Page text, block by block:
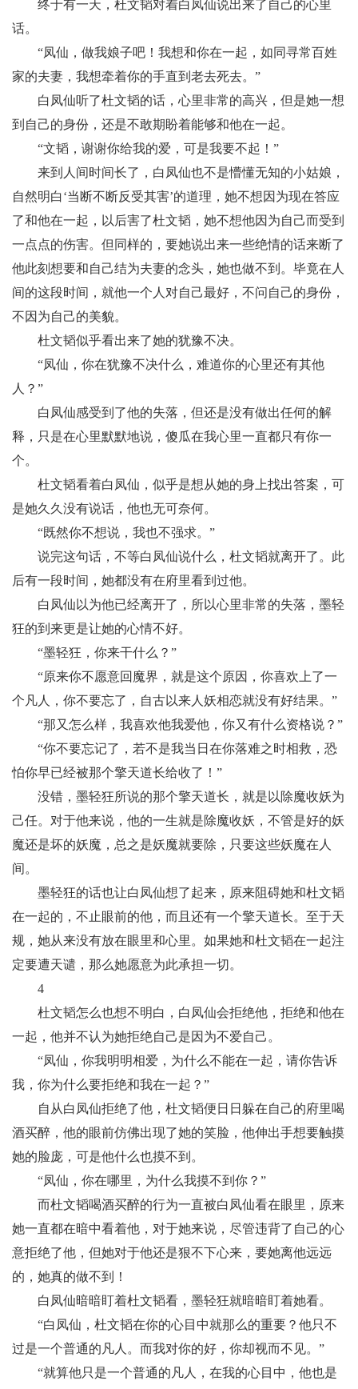
终于有一天，杜文韬对着白凤仙说出来了自己的心里
话。
“凤仙，做我娘子吧！我想和你在一起，如同寻常百姓
家的夫妻，我想牵着你的手直到老去死去。”
白凤仙听了杜文韬的话，心里非常的高兴，但是她一想
到自己的身份，还是不敢期盼着能够和他在一起。
“文韬，谢谢你给我的爱，可是我要不起！”
来到人间时间长了，白凤仙也不是懵懂无知的小姑娘，
自然明白‘当断不断反受其害’的道理，她不想因为现在答应
了和他在一起，以后害了杜文韬，她不想他因为自己而受到
一点点的伤害。但同样的，要她说出来一些绝情的话来断了
他此刻想要和自己结为夫妻的念头，她也做不到。毕竟在人
间的这段时间，就他一个人对自己最好，不问自己的身份，
不因为自己的美貌。
杜文韬似乎看出来了她的犹豫不决。
“凤仙，你在犹豫不决什么，难道你的心里还有其他
人？”
白凤仙感受到了他的失落，但还是没有做出任何的解
释，只是在心里默默地说，傻瓜在我心里一直都只有你一
个。
杜文韬看着白凤仙，似乎是想从她的身上找出答案，可
是她久久没有说话，他也无可奈何。
“既然你不想说，我也不强求。”
说完这句话，不等白凤仙说什么，杜文韬就离开了。此
后有一段时间，她都没有在府里看到过他。
白凤仙以为他已经离开了，所以心里非常的失落，墨轻
狂的到来更是让她的心情不好。
“墨轻狂，你来干什么？”
“原来你不愿意回魔界，就是这个原因，你喜欢上了一
个凡人，你不要忘了，自古以来人妖相恋就没有好结果。”
“那又怎么样，我喜欢他我爱他，你又有什么资格说？”
“你不要忘记了，若不是我当日在你落难之时相救，恐
怕你早已经被那个擎天道长给收了！”
没错，墨轻狂所说的那个擎天道长，就是以除魔收妖为
己任。对于他来说，他的一生就是除魔收妖，不管是好的妖
魔还是坏的妖魔，总之是妖魔就要除，只要这些妖魔在人
间。
墨轻狂的话也让白凤仙想了起来，原来阻碍她和杜文韬
在一起的，不止眼前的他，而且还有一个擎天道长。至于天
规，她从来没有放在眼里和心里。如果她和杜文韬在一起注
定要遭天谴，那么她愿意为此承担一切。
4
杜文韬怎么也想不明白，白凤仙会拒绝他，拒绝和他在
一起，他并不认为她拒绝自己是因为不爱自己。
“凤仙，你我明明相爱，为什么不能在一起，请你告诉
我，你为什么要拒绝和我在一起？”
自从白凤仙拒绝了他，杜文韬便日日躲在自己的府里喝
酒买醉，他的眼前仿佛出现了她的笑脸，他伸出手想要触摸
她的脸庞，可是他什么也摸不到。
“凤仙，你在哪里，为什么我摸不到你？”
而杜文韬喝酒买醉的行为一直被白凤仙看在眼里，原来
她一直都在暗中看着他，对于她来说，尽管违背了自己的心
意拒绝了他，但她对于他还是狠不下心来，要她离他远远
的，她真的做不到！
白凤仙暗暗盯着杜文韬看，墨轻狂就暗暗盯着她看。
“白凤仙，杜文韬在你的心目中就那么的重要？他只不
过是一个普通的凡人。而我对你的好，你却视而不见。”
“就算他只是一个普通的凡人，在我的心目中，他也是